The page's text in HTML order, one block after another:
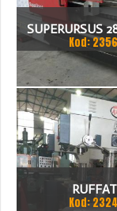
SUPERURSUS
Kod:
Kod: